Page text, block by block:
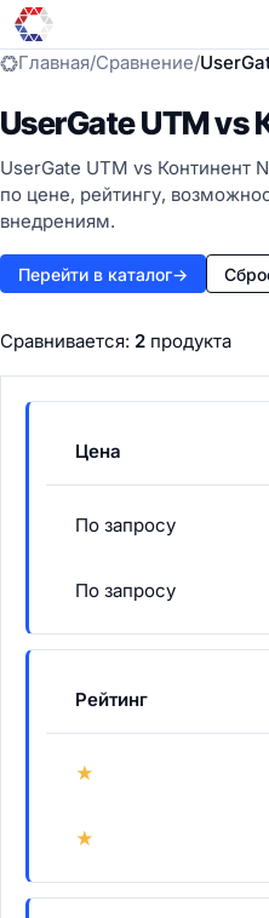
Главная/Сравнение/
UserGate UTM vs
UserGate UTM vs Континент
по цене, рейтингу,
внедрениям.
Перейти в каталог→
Сравнивается: 2 продукта
Цена
По запросу
По запросу
Рейтинг
★
★